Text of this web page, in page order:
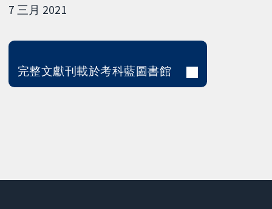
7 三月 2021
完整文獻刊載於考科藍圖書館